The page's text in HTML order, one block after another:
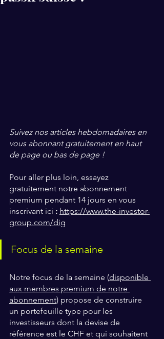
Suivez nos articles hebdomadaires en
vous abonnant gratuitement en haut
de page ou bas de page !
Pour aller plus loin, essayez
gratuitement notre abonnement
premium pendant 14 jours en vous
inscrivant ici : https://www.the-investor-
group.com/dig
Focus de la semaine
Notre focus de la semaine (disponible
aux membres premium de notre
abonnement) propose de construire
un portefeuille type pour les
investisseurs dont la devise de
référence est le CHF et qui souhaitent